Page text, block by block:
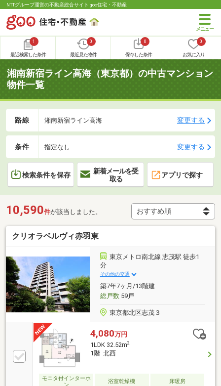
NTTグループ運営の不動産総合サイト goo住宅・不動産
1
最近検索した条件
0
最近見た物件
0
保存した条件
0
お気に入り
湘南新宿ライン高海（東京都）の中古マンション
物件一覧
路線 湘南新宿ライン高海 変更する
条件 指定なし 変更する
検索条件を保存
新着メールを受
取る
アプリで探す
10,590件が該当しました。
クリオラベルヴィ赤羽東
東京メトロ南北線 志茂駅 徒歩1
分
その他の交通
築7年7ヶ月/13階建
総戸数59戸
東京都北区志茂３
4,080万円
1LDK 32.52m2
1階 北西
モニタ付インターホ
ン
浴室乾燥機 床暖房